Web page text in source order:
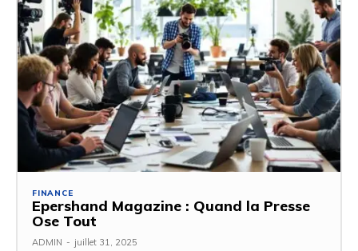
FINANCE
Epershand Magazine : Quand la Presse
Ose Tout
ADMIN - juillet 31, 2025